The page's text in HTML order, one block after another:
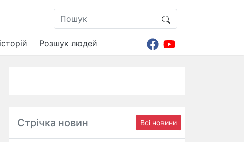
Розшук людей
Стрічка новин Всі новини